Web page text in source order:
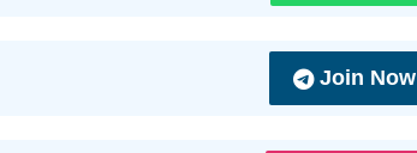
Join Now